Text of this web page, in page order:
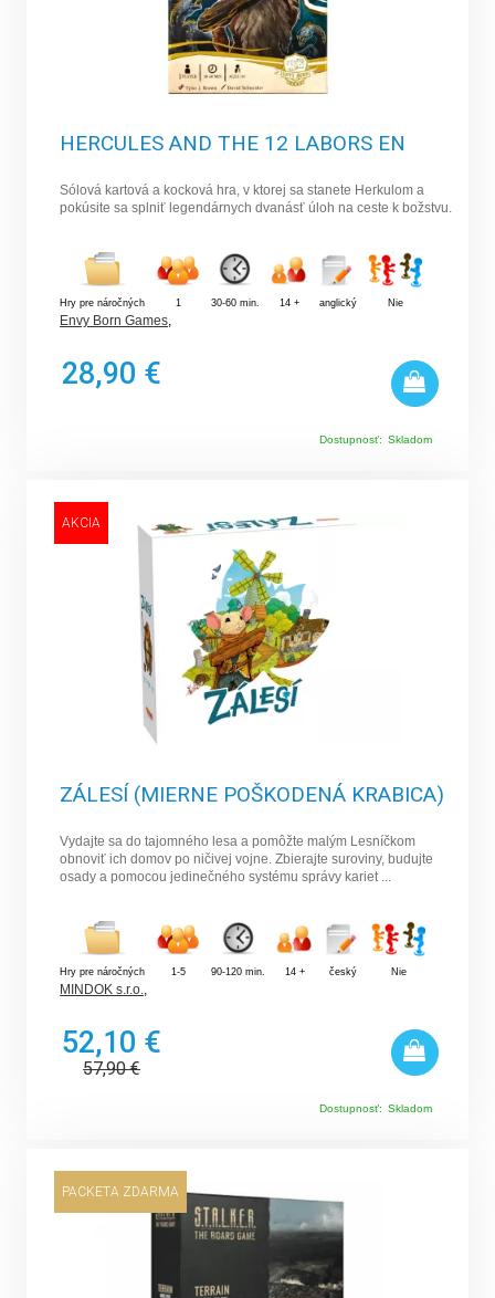
HERCULES AND THE 12 LABORS EN
Sólová kartová a kocková hra, v ktorej sa stanete Herkulom a
pokúsite sa splniť legendárnych dvanásť úloh na ceste k božstvu.
Hry pre náročných 1 30-60 min. 14 + anglický Nie
Envy Born Games
28,90 €
Dostupnosť: Skladom
AKCIA
ZÁLESÍ (MIERNE POŠKODENÁ KRABICA)
Vydajte sa do tajomného lesa a pomôžte malým Lesníčkom
obnoviť ich domov po ničivej vojne. Zbierajte suroviny, budujte
osady a pomocou jedinečného systému správy kariet ...
Hry pre náročných 1-5 90-120 min. 14 + český Nie
MINDOK s.r.o.,
52,10 €
57,90€
Dostupnosť: Skladom
PACKETA ZDARMA